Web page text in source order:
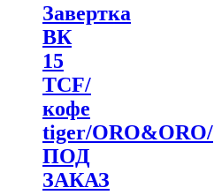
Завертка
ВК
15
TCF/
кофе
tiger/ORO&ORO/
ПОД
ЗАКАЗ